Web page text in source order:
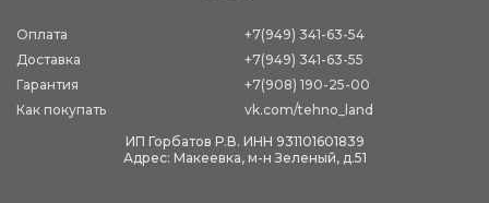
Оплата
Доставка
Гарантия
Как покупать
+7(949) 341-63-54
+7(949) 341-63-55
+7(908) 190-25-00
vk.com/tehno_land
ИП Горбатов Р.В. ИНН 931101601839
Адрес: Макеевка, м-н Зеленый, д.51